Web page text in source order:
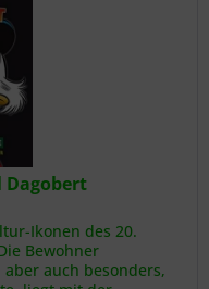
Dagobert
Ikonen des 20.
Bewohner
auch besonders,